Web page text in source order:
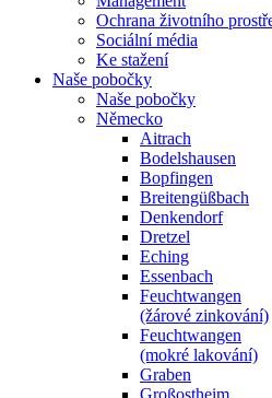
Ochrana životního
Sociální média
Ke stažení
Naše pobočky
Naše pobočky
Německo
Aitrach
Bodelshausen
Bopfingen
Breitengüßbach
Denkendorf
Dretzel
Eching
Essenbach
Feuchtwangen
(žárové zinkování)
Feuchtwangen
(mokré lakování)
Graben
Großostheim